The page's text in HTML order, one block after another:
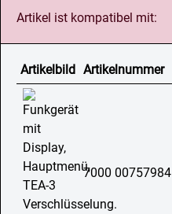
Artikel ist kompatibel mit:
Artikelbild Artikelnummer
7000 00757984